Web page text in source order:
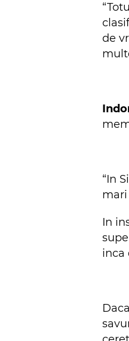
de
“In
mari
In
inca